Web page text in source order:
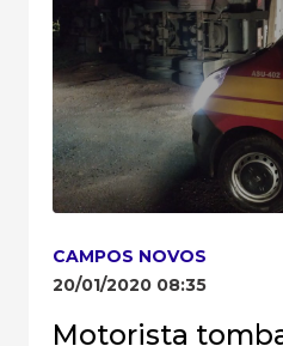
CAMPOS NOVOS
20/01/2020 08:35
Motorista